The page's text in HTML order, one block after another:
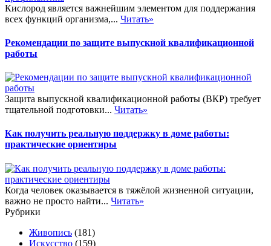
Кислород является важнейшим элементом для поддержания
всех функций организма,... Читать»
Рекомендации по защите выпускной квалификационной
работы
Защита выпускной квалификационной работы (ВКР) требует
тщательной подготовки... Читать»
Как получить реальную поддержку в доме работы:
практические ориентиры
Когда человек оказывается в тяжёлой жизненной ситуации,
важно не просто найти... Читать»
Рубрики
Живопись (181)
Искусство (159)